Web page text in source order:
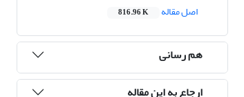
اصل مقاله
816.96 K
هم رسانی
ارجاع به این مقاله